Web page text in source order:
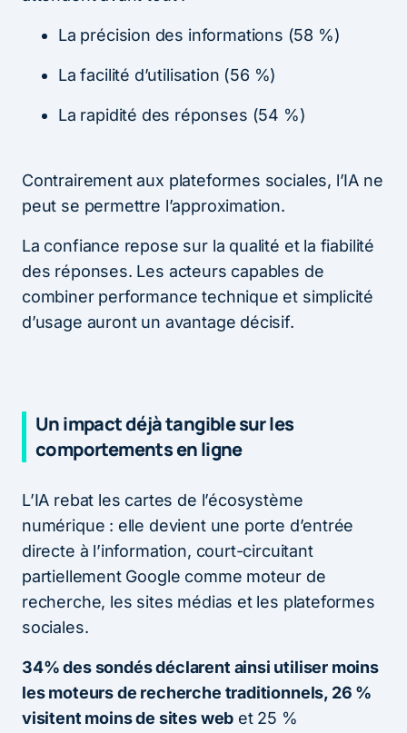
La précision des informations (58 %)
La facilité d’utilisation (56 %)
La rapidité des réponses (54 %)
Contrairement aux plateformes sociales, l’IA ne
peut se permettre l’approximation.
La confiance repose sur la qualité et la fiabilité
des réponses. Les acteurs capables de
combiner performance technique et simplicité
d’usage auront un avantage décisif.
Un impact déjà tangible sur les
comportements en ligne
L’IA rebat les cartes de l’écosystème
numérique : elle devient une porte d’entrée
directe à l’information, court-circuitant
partiellement Google comme moteur de
recherche, les sites médias et les plateformes
sociales.
34% des sondés déclarent ainsi utiliser moins
les moteurs de recherche traditionnels, 26 %
visitent moins de sites web et 25 %